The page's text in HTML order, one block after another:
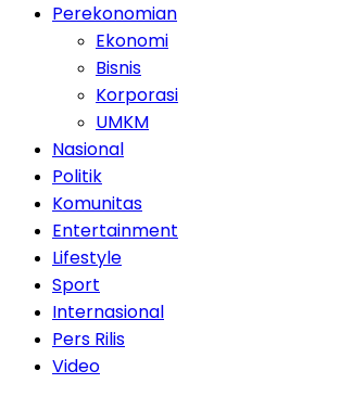
Perekonomian
Ekonomi
Bisnis
Korporasi
UMKM
Nasional
Politik
Komunitas
Entertainment
Lifestyle
Sport
Internasional
Pers Rilis
Video